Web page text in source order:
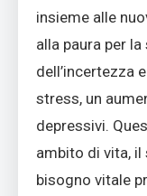
insieme alle
alla paura per
dell’incertezza
stress, un
depressivi.
ambito di vita, il
bisogno vitale